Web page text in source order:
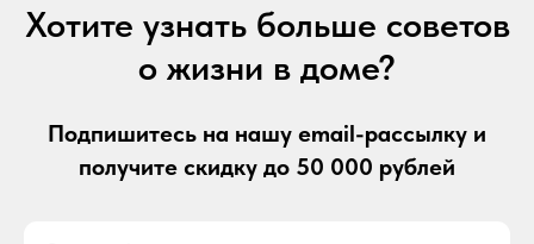
Хотите узнать больше советов
о жизни в доме?
Подпишитесь на нашу email-рассылку и
получите скидку до 50 000 рублей